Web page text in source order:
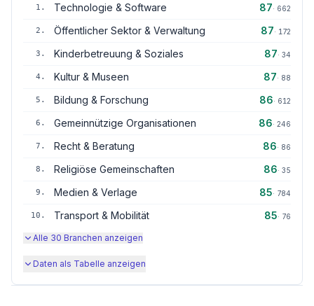
1 . Technologie & Software 87· 662
2 . Öffentlicher Sektor & Verwaltung 87· 172
3 . Kinderbetreuung & Soziales 87· 34
4 . Kultur & Museen 87· 88
5 . Bildung & Forschung 86· 612
6 . Gemeinnützige Organisationen 86· 246
7 . Recht & Beratung 86· 86
8 . Religiöse Gemeinschaften 86· 35
9 . Medien & Verlage 85· 784
10 . Transport & Mobilität 85· 76
Alle 30 Branchen anzeigen
Daten als Tabelle anzeigen